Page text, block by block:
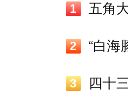
1 五角
2
3